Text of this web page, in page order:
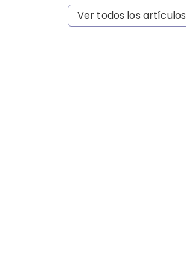
Ver todos los artículos